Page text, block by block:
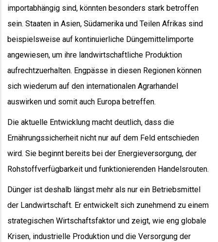
importabhängig sind, könnten besonders stark betroffen
sein. Staaten in Asien, Südamerika und Teilen Afrikas sind
beispielsweise auf kontinuierliche Düngemittelimporte
angewiesen, um ihre landwirtschaftliche Produktion
aufrechtzuerhalten. Engpässe in diesen Regionen können
sich wiederum auf den internationalen Agrarhandel
auswirken und somit auch Europa betreffen.
Die aktuelle Entwicklung macht deutlich, dass die
Ernährungssicherheit nicht nur auf dem Feld entschieden
wird. Sie beginnt bereits bei der Energieversorgung, der
Rohstoffverfügbarkeit und funktionierenden Handelsrouten.
Dünger ist deshalb längst mehr als nur ein Betriebsmittel
der Landwirtschaft. Er entwickelt sich zunehmend zu einem
strategischen Wirtschaftsfaktor und zeigt, wie eng globale
Krisen, industrielle Produktion und die Versorgung der